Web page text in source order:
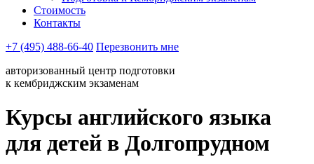
Стоимость
Контакты
+7 (495) 488-66-40 Перезвонить мне
авторизованный центр подготовки
к кембриджским экзаменам
Курсы английского языка
для детей в Долгопрудном